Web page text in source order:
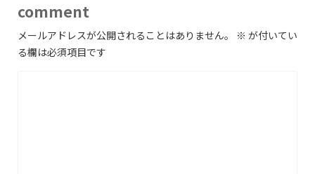
comment
メールアドレスが公開されることはありません。 ※ が付いてい
る欄は必須項目です